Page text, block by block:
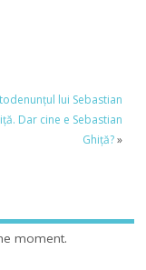
lui Sebastian
Dar cine e Sebastian
Ghiță?»
moment.